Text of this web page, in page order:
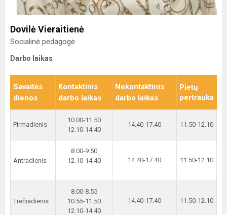
Dovilė Vieraitienė
Socialinė pedagogė
Darbo laikas
Savaitės
dienos
Kontaktinis
darbo laikas
Nekontaktinis
darbo laikas
Pietų
pertrauka
Pirmadienis
10.00-11.50
12.10-14.40
14.40-17.40 11.50-12.10
Antradienis
8.00-9.50
12.10-14.40
14.40-17.40 11.50-12.10
Trečiadienis
8.00-8.55
10.55-11.50
12.10-14.40
14.40-17.40 11.50-12.10